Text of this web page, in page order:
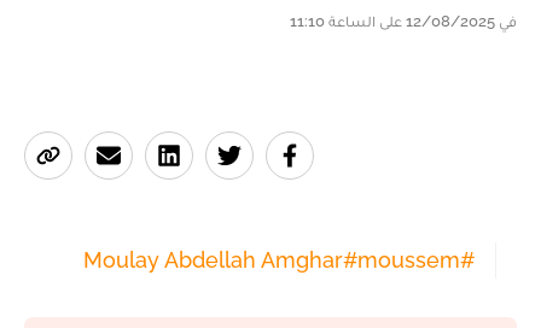
في 12/08/2025 على الساعة 11:10
#
moussem
#
Moulay Abdellah Amghar